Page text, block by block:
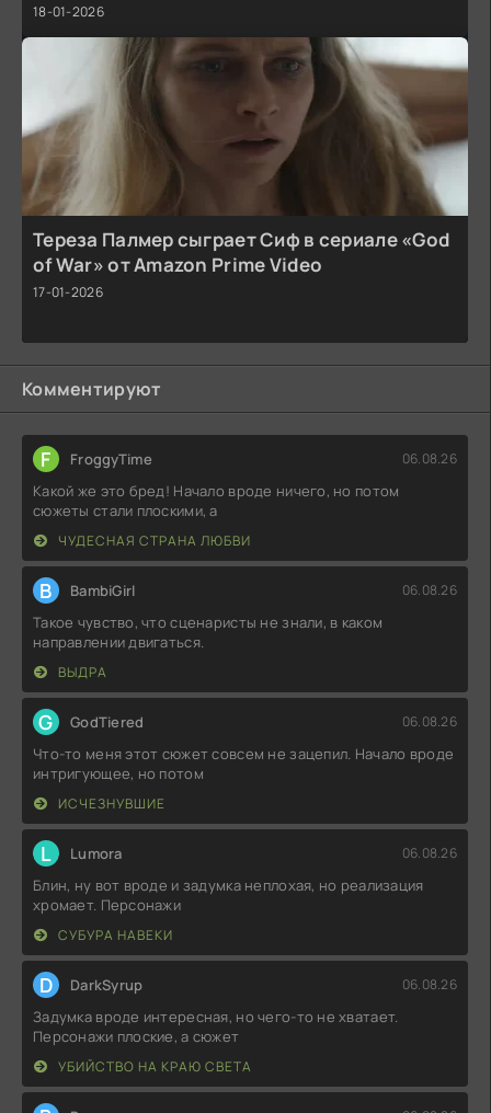
18-01-2026
Тереза Палмер сыграет Сиф в сериале «God
of War» от Amazon Prime Video
17-01-2026
Комментируют
F FroggyTime 06.08.26
Какой же это бред! Начало вроде ничего, но потом
сюжеты стали плоскими, а
ЧУДЕСНАЯ СТРАНА ЛЮБВИ
B BambiGirl 06.08.26
Такое чувство, что сценаристы не знали, в каком
направлении двигаться.
ВЫДРА
G GodTiered 06.08.26
Что-то меня этот сюжет совсем не зацепил. Начало вроде
интригующее, но потом
ИСЧЕЗНУВШИЕ
L Lumora 06.08.26
Блин, ну вот вроде и задумка неплохая, но реализация
хромает. Персонажи
СУБУРА НАВЕКИ
D DarkSyrup 06.08.26
Задумка вроде интересная, но чего-то не хватает.
Персонажи плоские, а сюжет
УБИЙСТВО НА КРАЮ СВЕТА